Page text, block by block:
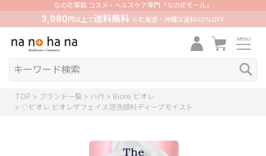
なの花薬局 コスメ・ヘルスケア専門「なの花モール」
3,980 円以上で送料無料※北海道・沖縄は送料50%OFF
TOP ブランド一覧 ハ行
Biore ビオレ
◇ビオレ ビオレザフェイス泡洗顔料ディープモイスト